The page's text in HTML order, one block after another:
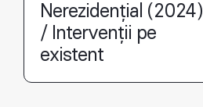
Nerezidențial (2024)
/ Intervenții pe
existent